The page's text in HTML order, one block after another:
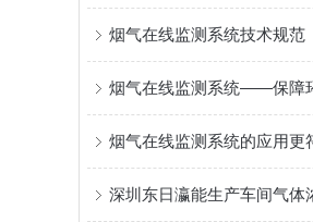
烟气在线监测系统技术规范